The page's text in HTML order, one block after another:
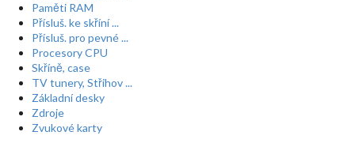
Paměti RAM
Přísluš. ke skříní ...
Přísluš. pro pevné ...
Procesory CPU
Skříně, case
TV tunery, Střihov ...
Základní desky
Zdroje
Zvukové karty